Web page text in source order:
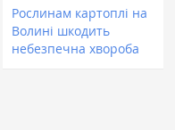
Рослинам картоплі на
Волині шкодить
небезпечна хвороба